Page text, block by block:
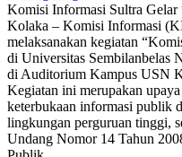
Komisi Informasi Sultra
Kolaka – Komisi Informasi
melaksanakan kegiatan
di Universitas Sembilanbelas
di Auditorium Kampus USN
Kegiatan ini merupakan
keterbukaan informasi publik
lingkungan perguruan tinggi,
Undang Nomor 14 Tahun